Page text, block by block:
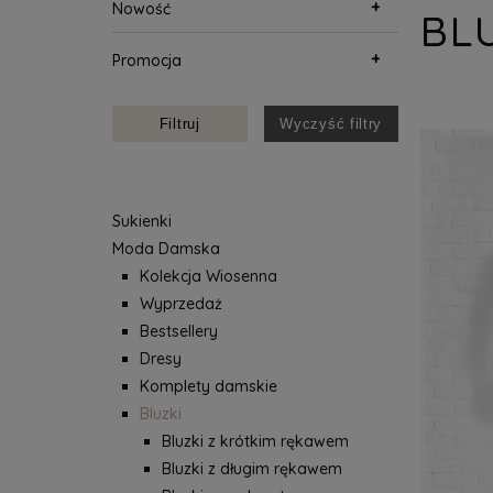
Nowość +
Promocja +
Filtruj Wyczyść filtry
Sukienki
Moda Damska
Kolekcja Wiosenna
Wyprzedaż
Bestsellery
Dresy
Komplety damskie
Bluzki
Bluzki z krótkim rękawem
Bluzki z długim rękawem